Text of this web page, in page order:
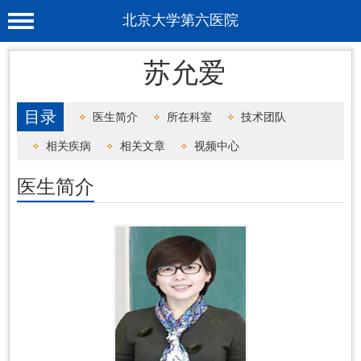
北京大学第六医院
首 页
工作动态
就诊服务
科学研究
教育培训
健康科普
合作支援
苏允爱
目录 医生简介 所在科室 技术团队
相关疾病 相关文章 视频中心
医生简介